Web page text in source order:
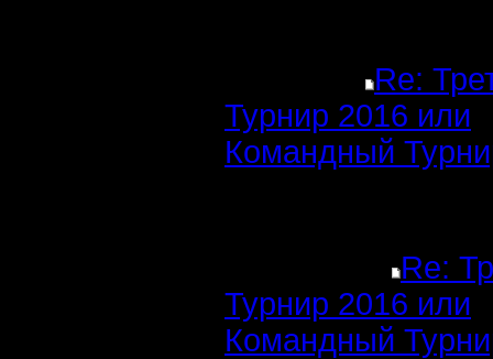
Re:
Турнир 2016 или
Командный
Re:
Турнир 2016 или
Командный